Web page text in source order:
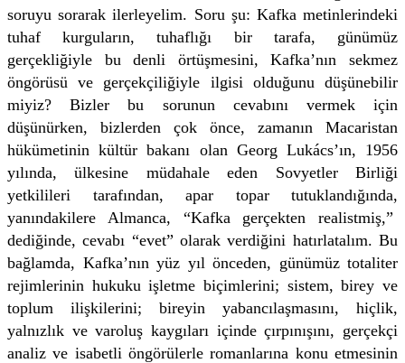
soruyu sorarak ilerleyelim. Soru şu: Kafka metinlerindeki
tuhaf kurguların, tuhaflığı bir tarafa, günümüz
gerçekliğiyle bu denli örtüşmesini, Kafka’nın sekmez
öngörüsü ve gerçekçiliğiyle ilgisi olduğunu düşünebilir
miyiz? Bizler bu sorunun cevabını vermek için
düşünürken, bizlerden çok önce, zamanın Macaristan
hükümetinin kültür bakanı olan Georg Lukács’ın, 1956
yılında, ülkesine müdahale eden Sovyetler Birliği
yetkilileri tarafından, apar topar tutuklandığında,
yanındakilere Almanca, “Kafka gerçekten realistmiş,”
dediğinde, cevabı “evet” olarak verdiğini hatırlatalım. Bu
bağlamda, Kafka’nın yüz yıl önceden, günümüz totaliter
rejimlerinin hukuku işletme biçimlerini; sistem, birey ve
toplum ilişkilerini; bireyin yabancılaşmasını, hiçlik,
yalnızlık ve varoluş kaygıları içinde çırpınışını, gerçekçi
analiz ve isabetli öngörülerle romanlarına konu etmesinin